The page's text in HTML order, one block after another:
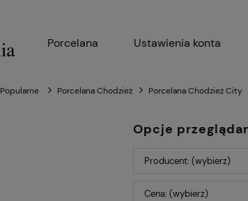
Porcelana Ustawienia konta
Popularne Porcelana Chodzież Porcelana Chodzież City
Opcje
Producent: (wybierz)
Cena: (wybierz)